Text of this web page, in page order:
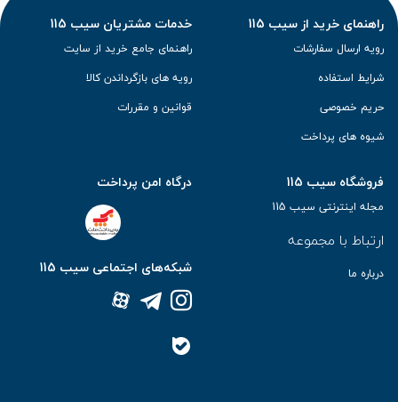
راهنمای خرید از سیب 115
رویه ارسال سفارشات
شرایط استفاده
حریم خصوصی
شیوه های پرداخت
خدمات مشتریان سیب 115
راهنمای جامع خرید از سایت
رویه های بازگرداندن کالا
قوانین و مقررات
فروشگاه سیب 115
مجله اینترنتی سیب 115
ارتباط با مجموعه
درباره ما
درگاه امن پرداخت
شبکه‌های اجتماعی سیب 115